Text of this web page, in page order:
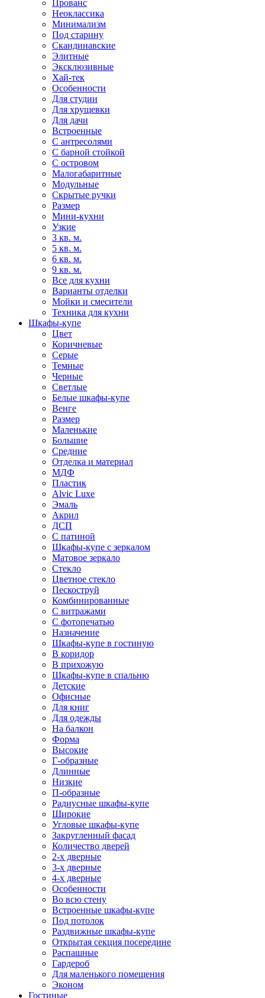
Прованс
Неоклассика
Минимализм
Под старину
Скандинавские
Элитные
Эксклюзивные
Хай-тек
Особенности
Для студии
Для хрущевки
Для дачи
Встроенные
С антресолями
С барной стойкой
С островом
Малогабаритные
Модульные
Скрытые ручки
Размер
Мини-кухни
Узкие
3 кв. м.
5 кв. м.
6 кв. м.
9 кв. м.
Все для кухни
Варианты отделки
Мойки и смесители
Техника для кухни
Шкафы-купе
Цвет
Коричневые
Серые
Темные
Черные
Светлые
Белые шкафы-купе
Венге
Размер
Маленькие
Большие
Средние
Отделка и материал
МДФ
Пластик
Alvic Luxe
Эмаль
Акрил
ДСП
С патиной
Шкафы-купе с зеркалом
Матовое зеркало
Стекло
Цветное стекло
Пескоструй
Комбинированные
С витражами
С фотопечатью
Назначение
Шкафы-купе в гостиную
В коридор
В прихожую
Шкафы-купе в спальню
Детские
Офисные
Для книг
Для одежды
На балкон
Форма
Высокие
Г-образные
Длинные
Низкие
П-образные
Радиусные шкафы-купе
Широкие
Угловые шкафы-купе
Закругленный фасад
Количество дверей
2-х дверные
3-х дверные
4-х дверные
Особенности
Во всю стену
Встроенные шкафы-купе
Под потолок
Раздвижные шкафы-купе
Открытая секция посередине
Распашные
Гардероб
Для маленького помещения
Эконом
Гостиные